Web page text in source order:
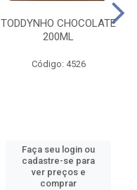
TODDYNHO CHOCOLATE
200ML
Código: 4526
Faça seu login ou
cadastre-se para
ver preços e
comprar